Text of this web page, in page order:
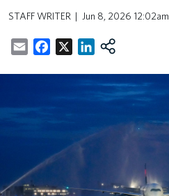
STAFF WRITER Jun 8, 2026 12:02am
EmailFacebookLinkedIn